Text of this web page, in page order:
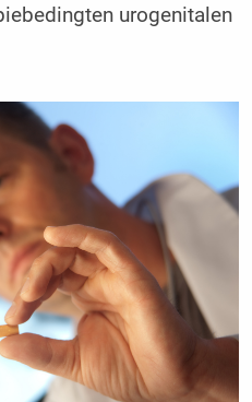
urogenitalen